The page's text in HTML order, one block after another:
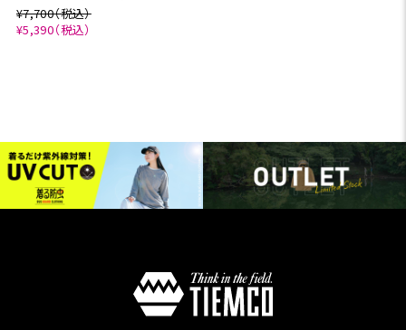
¥7,700（税込）
¥5,390（税込）